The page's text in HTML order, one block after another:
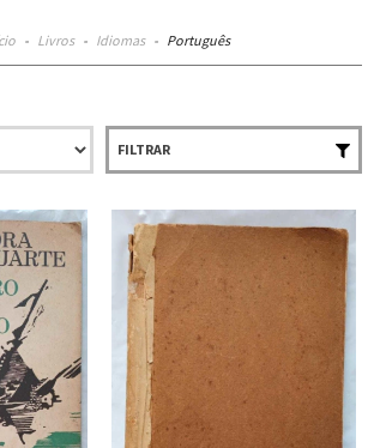
- Livros - Idiomas - Português
FILTRAR